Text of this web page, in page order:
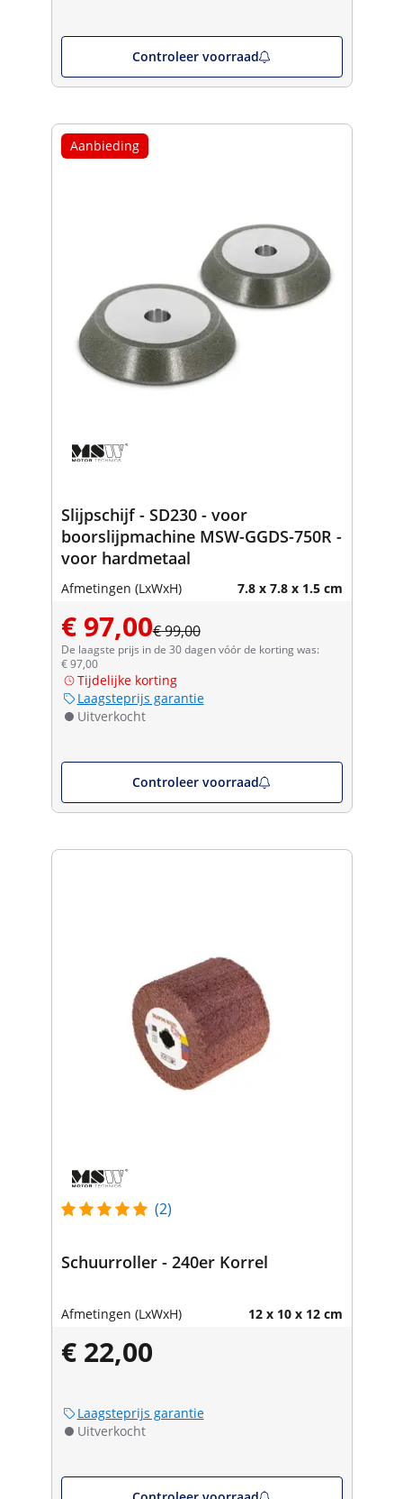
Controleer voorraad
Aanbieding
Slijpschijf - SD230 - voor
boorslijpmachine MSW-GGDS-750R -
voor hardmetaal
Afmetingen (LxWxH) 7.8 x 7.8 x 1.5 cm
€ 97,00€ 99,00
De laagste prijs in de 30 dagen vóór de korting was:
€ 97,00
Tijdelijke korting
Laagsteprijs garantie
Uitverkocht
Controleer voorraad
(2)
Schuurroller - 240er Korrel
Afmetingen (LxWxH) 12 x 10 x 12 cm
€ 22,00
Laagsteprijs garantie
Uitverkocht